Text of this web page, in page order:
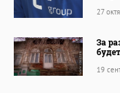
27
За
19